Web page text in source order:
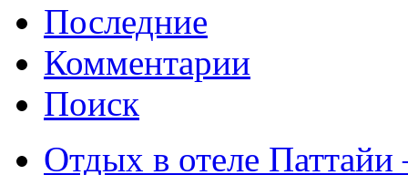
Последние
Комментарии
Поиск
Отдых в отеле